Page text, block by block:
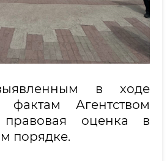
в ходе
фактам Агентством
оценка в
порядке.